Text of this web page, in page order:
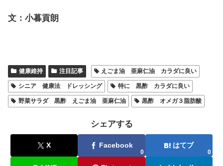
文：小暮貢朗
健康維持 注目記事 えごま油 亜麻仁油 カラダに良い
シニア 健康法 ドレッシング 特に 黒酢 カラダに良い
野菜サラダ 黒酢 えごま油 亜麻仁油 黒酢 オメガ３脂肪酸
シェアする
X Facebook
0
はてブ
0